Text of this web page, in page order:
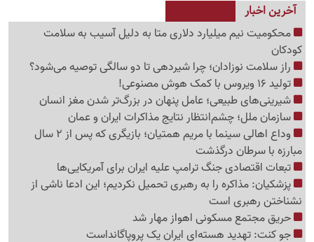
آخرین اخبار
محکومیت نیم میلیارد دلاری متا به دلیل آسیب به سلامت
کودکان
راز سلامت نوزادان؛ چرا شیردهی تا دو سالگی توصیه می‌شود؟
تولید 16 ویروس با کمک هوش مصنوعی!
شیرینی‌های طبیعی؛ عامل پنهان در بزرگ‌تر شدن مغز انسان
سازمان ملل؛ چشم‌انتظار نتایج مذاکرات ایران و عمان
وداع اهالی سینما با مریم همتیان؛ بازیگری که پس از 2 سال
مبارزه با سرطان درگذشت
تبعات اقتصادی جنگ ترامپ علیه ایران برای آمریکایی‌ها
پزشکیان: مذاکره را به رهبری تحمیل نکردیم؛ این ادعا ناشی از
نشناختن رهبری است
حریق مجتمع مسکونی اهواز مهار شد
جو کنت: تهدید هسته‌ای ایران یک پروپاگانداست